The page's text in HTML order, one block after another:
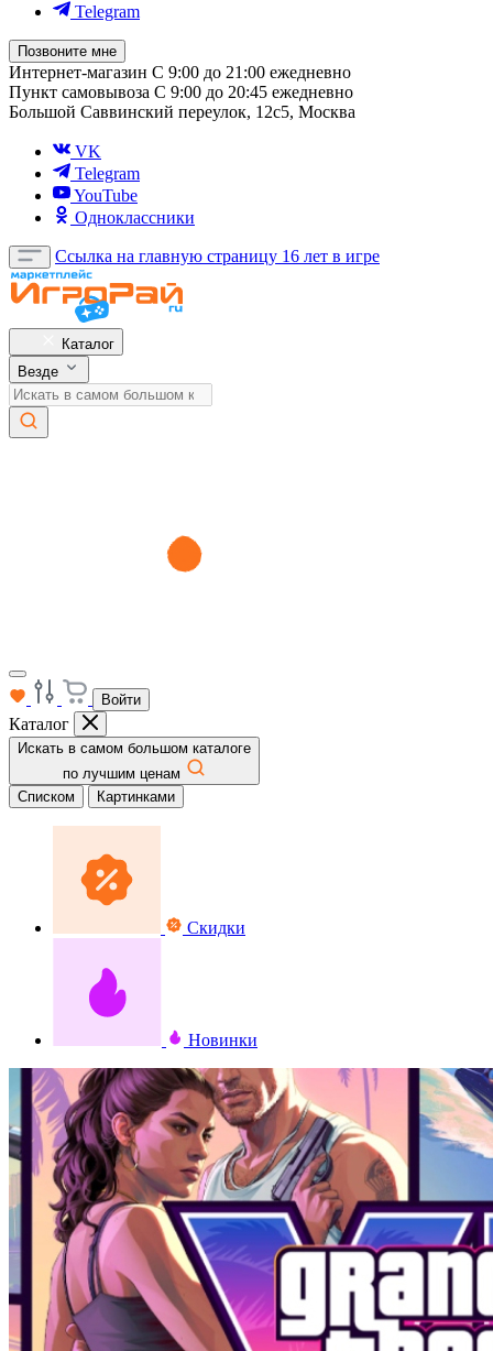
Telegram
Позвоните мне
Интернет-магазин С 9:00 до 21:00 ежедневно
Пункт самовывоза С 9:00 до 20:45 ежедневно
Большой Саввинский переулок, 12с5, Москва
VK
Telegram
YouTube
Одноклассники
Ссылка на главную страницу 16 лет в игре
Каталог
Везде
Войти
Каталог
Искать в самом большом каталоге
по лучшим ценам
Списком
Картинками
Скидки
Новинки